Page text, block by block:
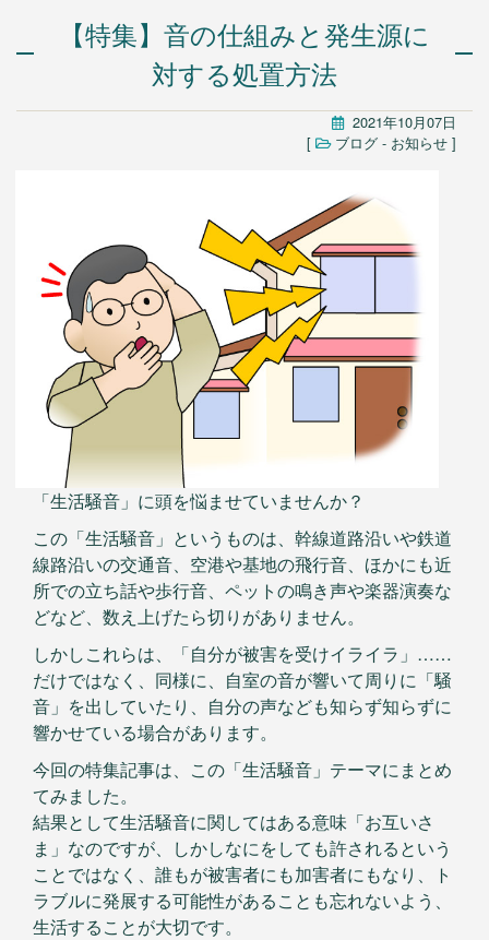
オーダーメイドリフォーム
店舗設計造作・出店サポート
入居前マンション全面修繕
マンション大規模修繕
施工事例
ニュース
会社情報
会社案内
お問い合わせ
アクセス
採用情報
【特集】音の仕組みと発生源に
対する処置方法
2021年10月07日
[
ブログ - お知らせ ]
「生活騒音」に頭を悩ませていませんか？
この「生活騒音」というものは、幹線道路沿いや鉄道
線路沿いの交通音、空港や基地の飛行音、ほかにも近
所での立ち話や歩行音、ペットの鳴き声や楽器演奏な
どなど、数え上げたら切りがありません。
しかしこれらは、「自分が被害を受けイライラ」……
だけではなく、同様に、自室の音が響いて周りに「騒
音」を出していたり、自分の声なども知らず知らずに
響かせている場合があります。
今回の特集記事は、この「生活騒音」テーマにまとめ
てみました。
結果として生活騒音に関してはある意味「お互いさ
ま」なのですが、しかしなにをしても許されるという
ことではなく、誰もが被害者にも加害者にもなり、ト
ラブルに発展する可能性があることも忘れないよう、
生活することが大切です。